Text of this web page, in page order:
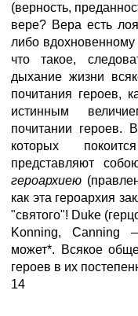
(верность,
вере? Вера есть
либо
что такое,
дыхание жизни
почитания героев,
истинным
почитании героев.
которых
представляют
героархиею
как эта героархия
"святого"! Duke
Konning, Canning
может*. Всякое
героев в их
14